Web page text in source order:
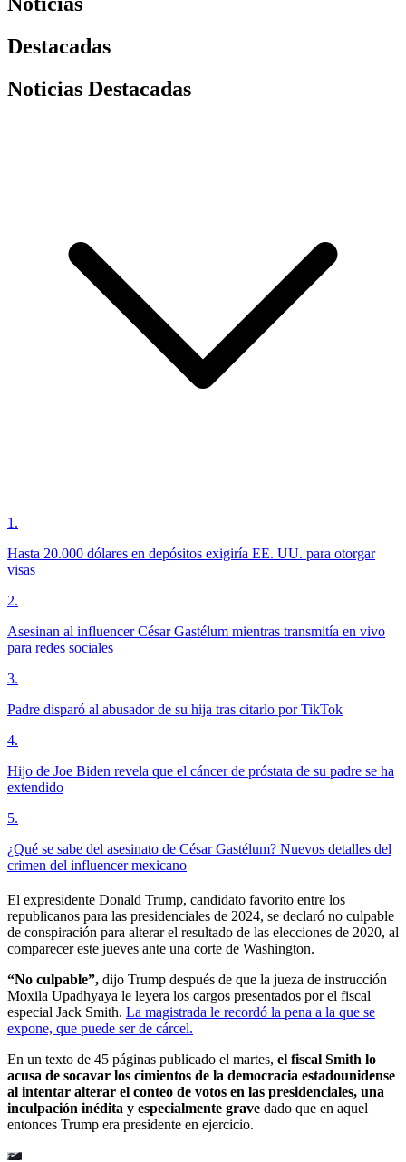
Destacadas
Noticias Destacadas
1 .
Hasta 20.000 dólares en depósitos exigiría EE. UU. para otorgar
visas
2.
Asesinan al influencer César Gastélum mientras transmitía en vivo
para redes sociales
3.
Padre disparó al abusador de su hija tras citarlo por TikTok
4.
Hijo de Joe Biden revela que el cáncer de próstata de su padre se ha
extendido
5.
¿Qué se sabe del asesinato de César Gastélum? Nuevos detalles del
crimen del influencer mexicano
El expresidente Donald Trump, candidato favorito entre los
republicanos para las presidenciales de 2024, se declaró no culpable
de conspiración para alterar el resultado de las elecciones de 2020, al
comparecer este jueves ante una corte de Washington.
“No culpable”, dijo Trump después de que la jueza de instrucción
Moxila Upadhyaya le leyera los cargos presentados por el fiscal
especial Jack Smith. La magistrada le recordó la pena a la que se
expone, que puede ser de cárcel.
En un texto de 45 páginas publicado el martes, el fiscal Smith lo
acusa de socavar los cimientos de la democracia estadounidense
al intentar alterar el conteo de votos en las presidenciales, una
inculpación inédita y especialmente grave dado que en aquel
entonces Trump era presidente en ejercicio.